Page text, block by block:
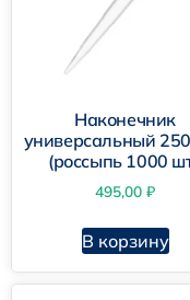
Наконечник
универсальный
(россыпь 1000
495,00 ₽
В корзину